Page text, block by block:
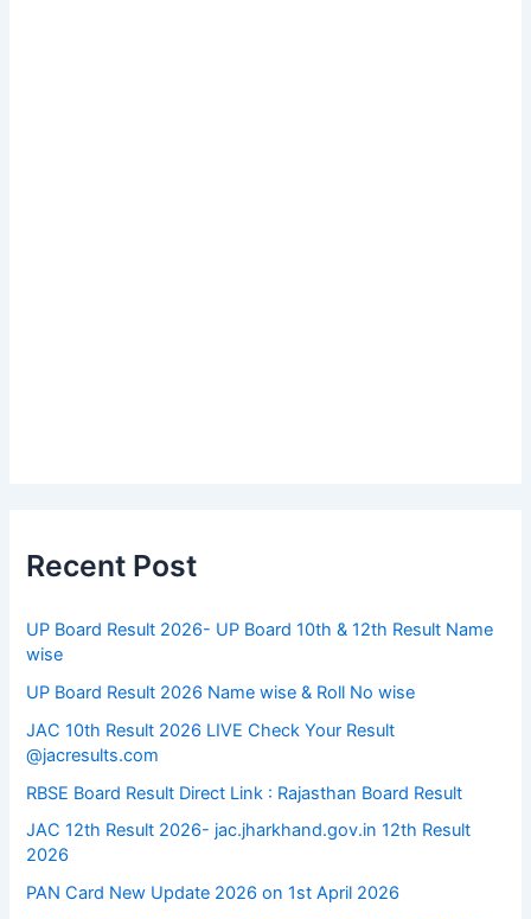
Recent Post
UP Board Result 2026- UP Board 10th & 12th Result Name
wise
UP Board Result 2026 Name wise & Roll No wise
JAC 10th Result 2026 LIVE Check Your Result
@jacresults.com
RBSE Board Result Direct Link : ​Rajasthan Board Result
JAC 12th Result 2026- jac.jharkhand.gov.in 12th Result
2026
PAN Card New Update 2026 on 1st April 2026